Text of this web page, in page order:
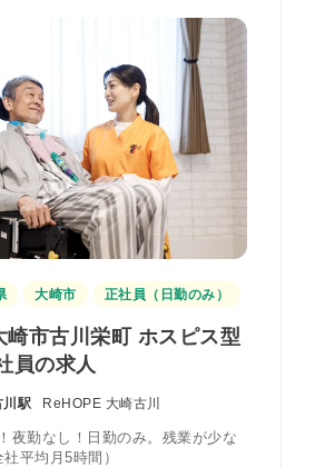
大崎市 正社員（日勤のみ）
崎市古川栄町 ホスピス型
員の求人
川駅 ReHOPE 大崎古川
夜勤なし！日勤のみ。残業が少な
平均月5時間）